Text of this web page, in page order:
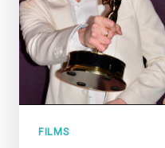
FILMS